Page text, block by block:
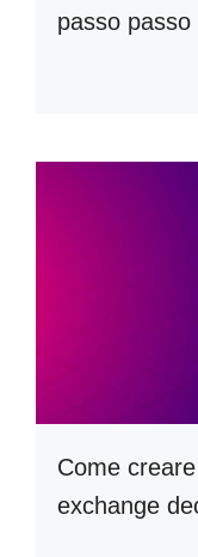
passo passo
Come
exchange